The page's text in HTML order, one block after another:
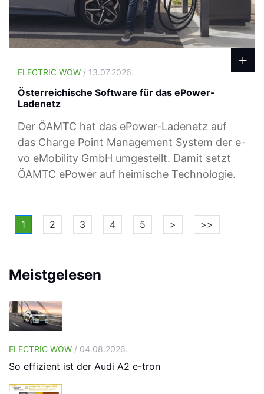
ELECTRIC WOW / 13.07.2026.
Österreichische Software für das ePower-
Ladenetz
Der ÖAMTC hat das ePower-Ladenetz auf
das Charge Point Management System der e-
vo eMobility GmbH umgestellt. Damit setzt
ÖAMTC ePower auf heimische Technologie.
1 2 3 4 5 > >>
Meistgelesen
ELECTRIC WOW / 04.08.2026.
So effizient ist der Audi A2 e-tron